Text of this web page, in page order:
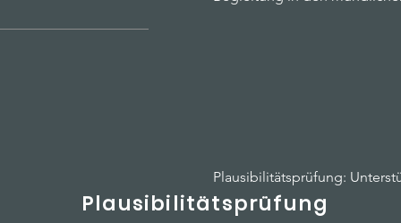
Plausibilitätsprüfung
Plausibilitätsprüfung: